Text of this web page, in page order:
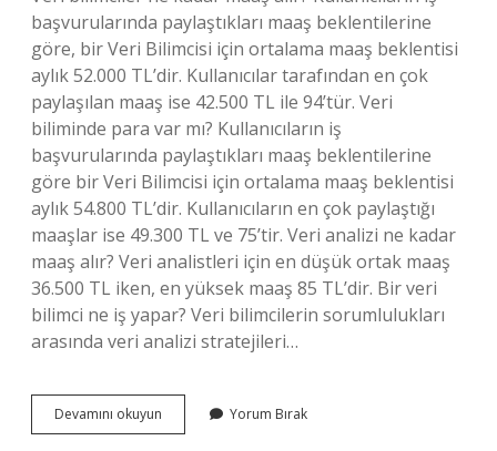
başvurularında paylaştıkları maaş beklentilerine
göre, bir Veri Bilimcisi için ortalama maaş beklentisi
aylık 52.000 TL’dir. Kullanıcılar tarafından en çok
paylaşılan maaş ise 42.500 TL ile 94’tür. Veri
biliminde para var mı? Kullanıcıların iş
başvurularında paylaştıkları maaş beklentilerine
göre bir Veri Bilimcisi için ortalama maaş beklentisi
aylık 54.800 TL’dir. Kullanıcıların en çok paylaştığı
maaşlar ise 49.300 TL ve 75’tir. Veri analizi ne kadar
maaş alır? Veri analistleri için en düşük ortak maaş
36.500 TL iken, en yüksek maaş 85 TL’dir. Bir veri
bilimci ne iş yapar? Veri bilimcilerin sorumlulukları
arasında veri analizi stratejileri…
Devamını okuyun
Bilimci
Yorum Bırak